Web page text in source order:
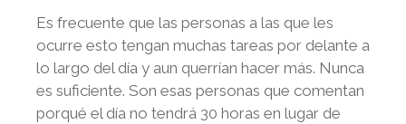
Es frecuente que las personas a las que les
ocurre esto tengan muchas tareas por delante a
lo largo del día y aun querrían hacer más. Nunca
es suficiente. Son esas personas que comentan
porqué el día no tendrá 30 horas en lugar de